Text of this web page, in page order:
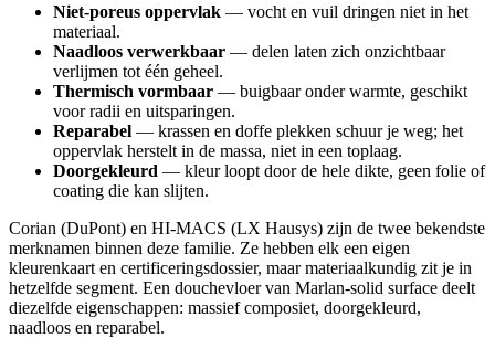
Niet-poreus oppervlak — vocht en vuil dringen niet in het
materiaal.
Naadloos verwerkbaar — delen laten zich onzichtbaar
verlijmen tot één geheel.
Thermisch vormbaar — buigbaar onder warmte, geschikt
voor radii en uitsparingen.
Reparabel — krassen en doffe plekken schuur je weg; het
oppervlak herstelt in de massa, niet in een toplaag.
Doorgekleurd — kleur loopt door de hele dikte, geen folie of
coating die kan slijten.
Corian (DuPont) en HI-MACS (LX Hausys) zijn de twee bekendste
merknamen binnen deze familie. Ze hebben elk een eigen
kleurenkaart en certificeringsdossier, maar materiaalkundig zit je in
hetzelfde segment. Een douchevloer van Marlan-solid surface deelt
diezelfde eigenschappen: massief composiet, doorgekleurd,
naadloos en reparabel.